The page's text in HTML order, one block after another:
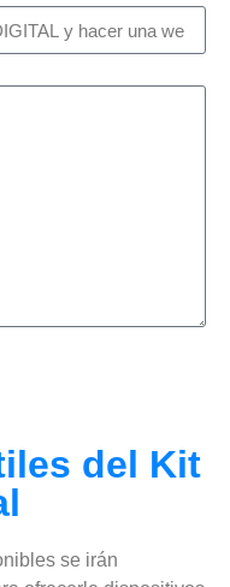
del Kit
se irán